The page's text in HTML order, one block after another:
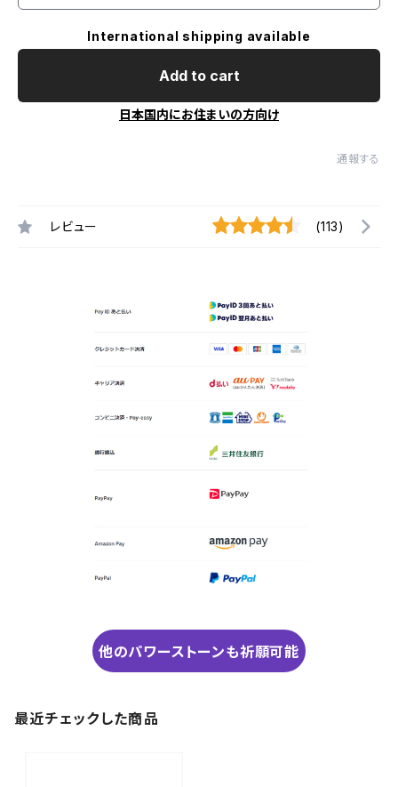
International shipping available
Add to cart
日本国内にお住まいの方向け
通報する
レビュー (113)
他のパワーストーンも祈願可能
最近チェックした商品